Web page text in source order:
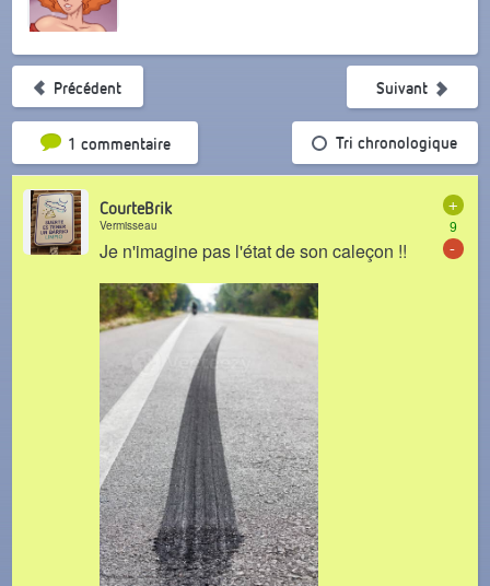
Précédent
1 commentaireTri par popularité Tri chronologique
Suivant
+
9
-
CourteBrik
Vermisseau
Je n'imagine pas l'état de son caleçon !!